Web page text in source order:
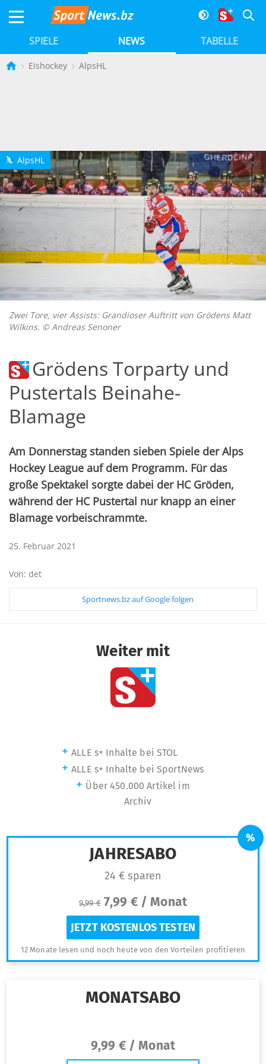
SPIELE NEWS TABELLE
Eishockey AlpsHL
h AlpsHL
Zwei Tore, vier Assists: Grandioser Auftritt von Grödens Matt
Wilkins. © Andreas Senoner
Grödens Torparty und
Pustertals Beinahe-
Blamage
Am Donnerstag standen sieben Spiele der Alps
Hockey League auf dem Programm. Für das
große Spektakel sorgte dabei der HC Gröden,
während der HC Pustertal nur knapp an einer
Blamage vorbeischrammte.
25. Februar 2021
Von: det
Sportnews.bz auf Google folgen